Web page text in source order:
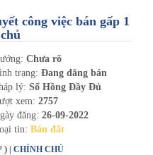
công việc bán gấp 1
Chưa rõ
trạng: Đang đăng bán
lý: Sổ Hồng Đầy Đủ
xem: 2757
đăng: 26-09-2022
tin: Bán đất
) | CHÍNH CHỦ